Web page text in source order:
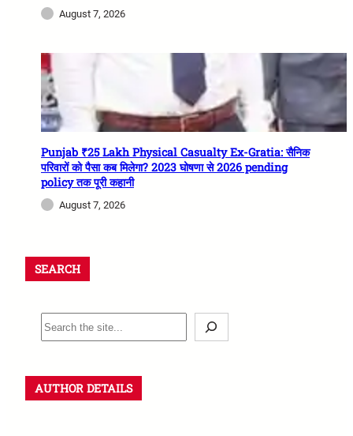
August 7, 2026
Punjab ₹25 Lakh Physical Casualty Ex-Gratia: सैनिक
परिवारों को पैसा कब मिलेगा? 2023 घोषणा से 2026 pending
policy तक पूरी कहानी
August 7, 2026
SEARCH
AUTHOR DETAILS